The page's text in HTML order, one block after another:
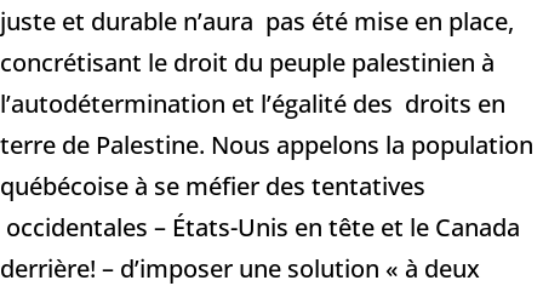
juste et durable n’aura pas été mise en place,
concrétisant le droit du peuple palestinien à
l’autodétermination et l’égalité des droits en
terre de Palestine. Nous appelons la population
québécoise à se méfier des tentatives
occidentales – États-Unis en tête et le Canada
derrière! – d’imposer une solution « à deux